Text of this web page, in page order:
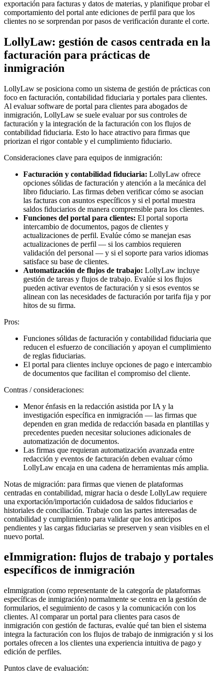
exportación para facturas y datos de materias, y planifique probar el
comportamiento del portal ante ediciones de perfil para que los
clientes no se sorprendan por pasos de verificación durante el corte.
LollyLaw: gestión de casos centrada en la
facturación para prácticas de
inmigración
LollyLaw se posiciona como un sistema de gestión de prácticas con
foco en facturación, contabilidad fiduciaria y portales para clientes.
Al evaluar software de portal para clientes para abogados de
inmigración, LollyLaw se suele evaluar por sus controles de
facturación y la integración de la facturación con los flujos de
contabilidad fiduciaria. Esto lo hace atractivo para firmas que
priorizan el rigor contable y el cumplimiento fiduciario.
Consideraciones clave para equipos de inmigración:
Facturación y contabilidad fiduciaria: LollyLaw ofrece
opciones sólidas de facturación y atención a la mecánica del
libro fiduciario. Las firmas deben verificar cómo se asocian
las facturas con asuntos específicos y si el portal muestra
saldos fiduciarios de manera comprensible para los clientes.
Funciones del portal para clientes: El portal soporta
intercambio de documentos, pagos de clientes y
actualizaciones de perfil. Evalúe cómo se manejan esas
actualizaciones de perfil — si los cambios requieren
validación del personal — y si el soporte para varios idiomas
satisface su base de clientes.
Automatización de flujos de trabajo: LollyLaw incluye
gestión de tareas y flujos de trabajo. Evalúe si los flujos
pueden activar eventos de facturación y si esos eventos se
alinean con las necesidades de facturación por tarifa fija y por
hitos de su firma.
Pros:
Funciones sólidas de facturación y contabilidad fiduciaria que
reducen el esfuerzo de conciliación y apoyan el cumplimiento
de reglas fiduciarias.
El portal para clientes incluye opciones de pago e intercambio
de documentos que facilitan el compromiso del cliente.
Contras / consideraciones:
Menor énfasis en la redacción asistida por IA y la
investigación específica en inmigración — las firmas que
dependen en gran medida de redacción basada en plantillas y
precedentes pueden necesitar soluciones adicionales de
automatización de documentos.
Las firmas que requieran automatización avanzada entre
redacción y eventos de facturación deben evaluar cómo
LollyLaw encaja en una cadena de herramientas más amplia.
Notas de migración: para firmas que vienen de plataformas
centradas en contabilidad, migrar hacia o desde LollyLaw requiere
una exportación/importación cuidadosa de saldos fiduciarios e
historiales de conciliación. Trabaje con las partes interesadas de
contabilidad y cumplimiento para validar que los anticipos
pendientes y las cargas fiduciarias se preserven y sean visibles en el
nuevo portal.
eImmigration: flujos de trabajo y portales
específicos de inmigración
eImmigration (como representante de la categoría de plataformas
específicas de inmigración) normalmente se centra en la gestión de
formularios, el seguimiento de casos y la comunicación con los
clientes. Al comparar un portal para clientes para casos de
inmigración con gestión de facturas, evalúe qué tan bien el sistema
integra la facturación con los flujos de trabajo de inmigración y si los
portales ofrecen a los clientes una experiencia intuitiva de pago y
edición de perfiles.
Puntos clave de evaluación: